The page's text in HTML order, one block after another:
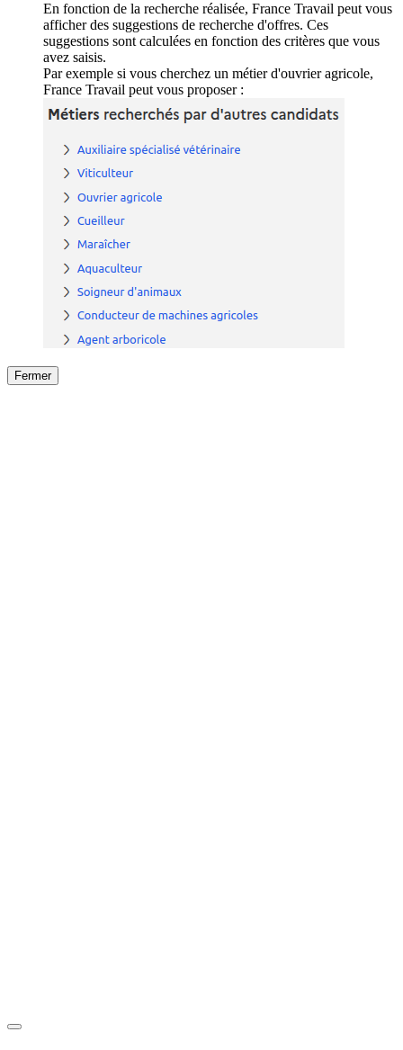
En fonction de la recherche réalisée, France Travail peut vous
afficher des suggestions de recherche d'offres. Ces
suggestions sont calculées en fonction des critères que vous
avez saisis.
Par exemple si vous cherchez un métier d'ouvrier agricole,
France Travail peut vous proposer :
Fermer